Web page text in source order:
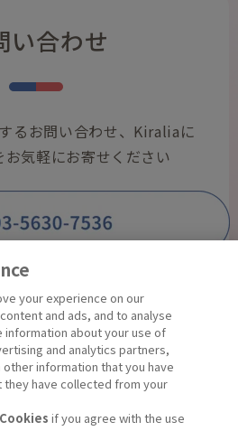
い合わせ
るお問い合わせ、Kiraliaに
気軽にお寄せください
12:00、13:00〜16:00
末年始・夏季休暇を除
your experience on our
and ads, and to analyse
information about your use of
and analytics partners,
information that you have
have collected from your
if you agree with the use